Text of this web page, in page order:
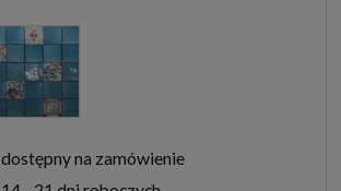
dostępny na zamówienie